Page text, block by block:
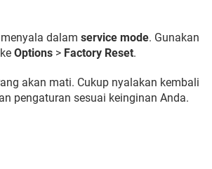
dalam service mode. Gunakan
Options > Factory Reset.
akan mati. Cukup nyalakan kembali
pengaturan sesuai keinginan Anda.